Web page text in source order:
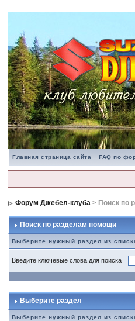
Главная страница сайта FAQ по
Форум Джебел-клуба > Поиск по
Поиск по разделам помощи
Выберите нужный раздел из
Введите ключевые слова для поиска
Выберите раздел
Выберите нужный раздел из